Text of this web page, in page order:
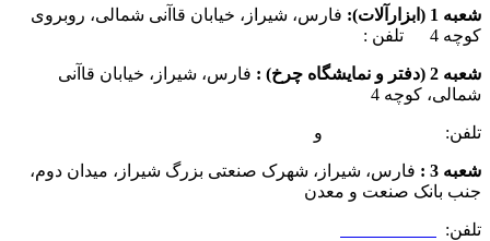
شعبه 1 (ابزارآلات):
فارس، شیراز، خیابان قاآنی شمالی، روبروی
کوچه 4 تلفن :
شعبه 2 (دفتر و نمایشگاه چرخ) :
فارس، شیراز، خیابان قاآنی
شمالی، کوچه 4
تلفن: و
شعبه 3 :
فارس، شیراز، شهرک صنعتی بزرگ شیراز، میدان دوم،
جنب بانک صنعت و معدن
تلفن: